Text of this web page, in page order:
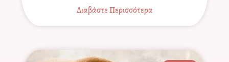
Διαβάστε Περισσότερα